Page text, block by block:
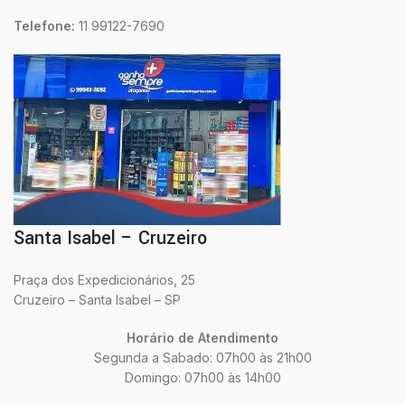
Telefone: 11 99122-7690
Santa Isabel – Cruzeiro
Praça dos Expedicionários, 25
Cruzeiro – Santa Isabel – SP
Horário de Atendimento
Segunda a Sabado: 07h00 às 21h00
Domingo: 07h00 às 14h00